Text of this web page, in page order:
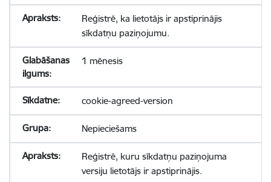
Reģistrē, ka lietotājs ir apstiprinājis
sīkdatņu paziņojumu.
1 mēnesis
cookie-agreed-version
Nepieciešams
Reģistrē, kuru sīkdatņu paziņojuma
versiju lietotājs ir apstiprinājis.